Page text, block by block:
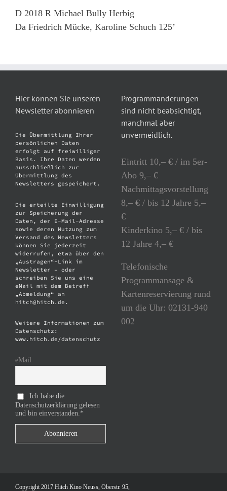
D 2018 R Michael Bully Herbig
Da Friedrich Mücke, Karoline Schuch 125’
Hier können Sie unseren
Newsletter abonnieren
Die Übermittlung Ihrer
persönlichen Daten
erfolgt auf freiwilliger
Basis. Ihre Daten werden
ausschließlich zur
Übermittlung des
Newsletters gespeichert.
Die erteilte Einwilligung
zur Speicherung der
Daten, der E-Mail-Adresse
sowie deren Nutzung zum
Versand des Newsletters
können Sie jederzeit
widerrufen, etwa über den
„Austragen“-Link im
Newsletter – oder
schreiben Sie uns eine
eMail mit dem Betreff
„Abmeldung“ an
hitch@hitch.de.
Weitere Informationen zum
Datenschutz:
www.hitch.de/datenschutz
eMail
Ich habe die
Datenschutzerklärung gelesen
und bin einverstanden.*
Programmänderungen
sind nicht beabsichtigt,
manchmal aber
unvermeidlich.
Eintritt 10,– € / im 5er-
Abo 9,– €
Nachmittagsvorstellung
8,– € / bis 12 Jahre 5,–
€
Kinderkino 5,– € / bis
12 Jahre 4,– €
Telefonische
Programmansage &
Kartenreservierung rund
um die Uhr: 02131-940
002
Copyright 2017 Hitch Kino Neuss, Oberstr. 95,